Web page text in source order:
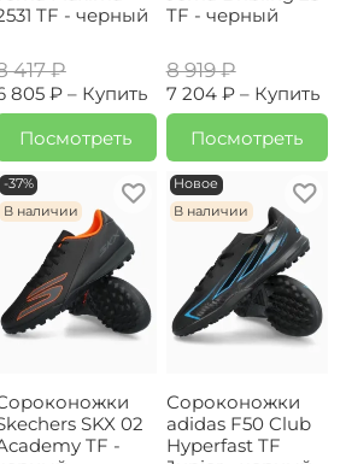
TF - черный
417 ₽
805 ₽ – Купить
Посмотреть
TF - черный
8 919 ₽
7 204 ₽ – Купить
Посмотреть
-37%
В наличии
SKX 02
TF -
Новое
В наличии
Сороконожки
adidas F50 Club
Hyperfast TF